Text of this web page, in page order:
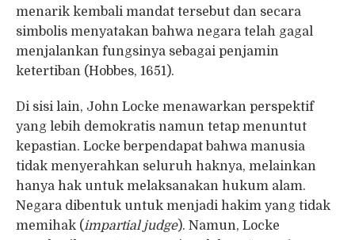
menarik kembali mandat tersebut dan secara
simbolis menyatakan bahwa negara telah gagal
menjalankan fungsinya sebagai penjamin
ketertiban (Hobbes, 1651).
Di sisi lain, John Locke menawarkan perspektif
yang lebih demokratis namun tetap menuntut
kepastian. Locke berpendapat bahwa manusia
tidak menyerahkan seluruh haknya, melainkan
hanya hak untuk melaksanakan hukum alam.
Negara dibentuk untuk menjadi hakim yang tidak
memihak (impartial judge). Namun, Locke